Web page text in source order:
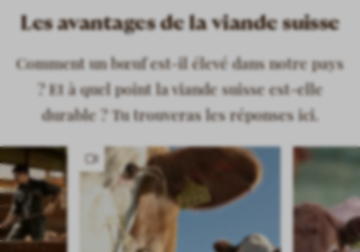
Les avantages de la viande suisse
Comment un bœuf est-il élevé dans notre pays
? Et à quel point la viande suisse est-elle
durable ? Tu trouveras les réponses ici.
Has
video